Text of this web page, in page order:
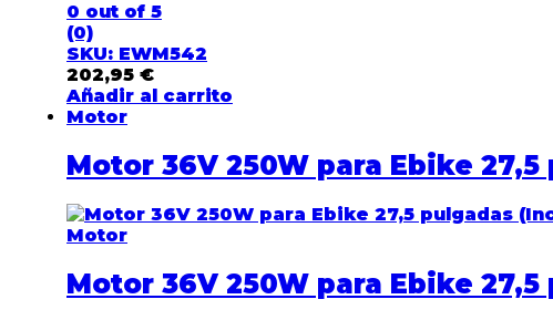
0 out of 5
(0)
SKU: EWM542
202,95 €
Añadir al carrito
Motor
Motor 36V 250W para Ebike
Motor
Motor 36V 250W para Ebike